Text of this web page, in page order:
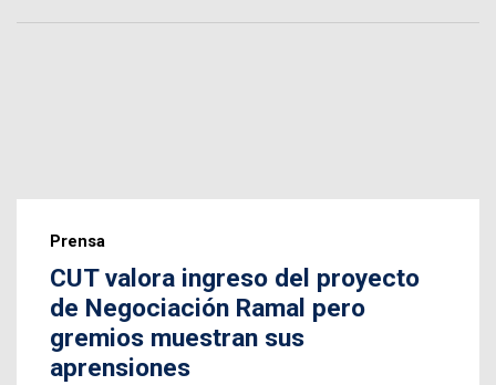
Prensa
CUT valora ingreso del proyecto
de Negociación Ramal pero
gremios muestran sus
aprensiones